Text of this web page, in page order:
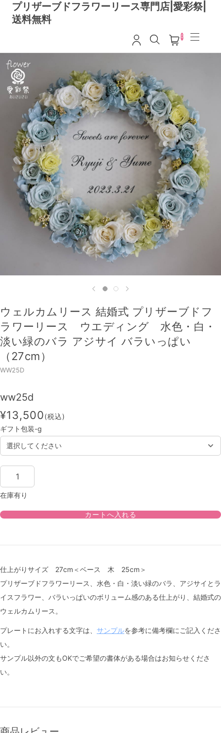
プリザーブドフラワーリース専門店|愛彩祭|
送料無料
0
ウェルカムリース 結婚式 プリザーブドフ
ラワーリース ウエディング 水色・白・
淡い緑のバラ アジサイ バラいっぱい
（27cm）
WW25D
ww25d
¥13,500(税込)
ギフト包装-g
在庫有り
仕上がりサイズ 27cm＜ベース 木 25cm＞
プリザーブドフラワーリース、水色・白・淡い緑のバラ、アジサイとラ
イスフラワー、バラいっぱいのボリューム感のある仕上がり、結婚式の
ウェルカムリース。
プレートにお入れする文字は、 サンプルを参考に備考欄にご記入くださ
い。
サンプル以外の文もOKでご希望の書体がある場合はお知らせくださ
い。